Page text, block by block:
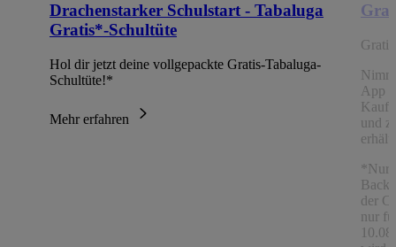
Drachenstarker Schulstart - Tabaluga
Gratis*-Schultüte
Hol dir jetzt deine vollgepackte Gratis-Tabaluga-
Schultüte!*
Mehr erfahren
App
und
*Nur
der
nur